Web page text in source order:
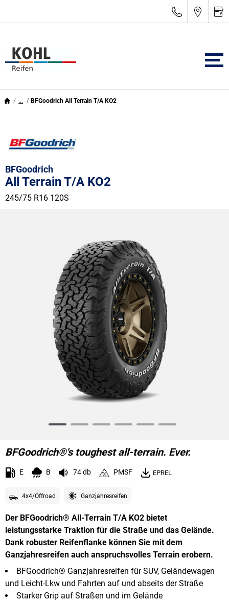
... BFGoodrich All Terrain T/A KO2
BFGoodrich
All Terrain T/A KO2
245/75 R16 120S
6
BFGoodrich®'s toughest all-terrain. Ever.
E B 74 db PMSF EPREL
4x4/Offroad Ganzjahresreifen
Der BFGoodrich® All-Terrain T/A KO2 bietet
leistungsstarke Traktion für die Straße und das Gelände.
Dank robuster Reifenflanke können Sie mit dem
Ganzjahresreifen auch anspruchsvolles Terrain erobern.
BFGoodrich® Ganzjahresreifen für SUV, Geländewagen
und Leicht-Lkw und Fahrten auf und abseits der Straße
Starker Grip auf Straßen und im Gelände